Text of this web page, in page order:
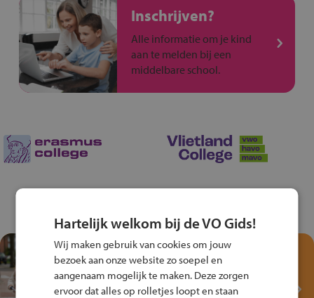
Inschrijven?
Alle informatie om je kind
aan te melden bij een
middelbare school.
Test je kennis met het
Fiets Veilig
Verkeersspel!
Hartelijk welkom bij de VO Gids!
Wij maken gebruik van cookies om jouw
bezoek aan onze website zo soepel en
aangenaam mogelijk te maken. Deze zorgen
ervoor dat alles op rolletjes loopt en staan